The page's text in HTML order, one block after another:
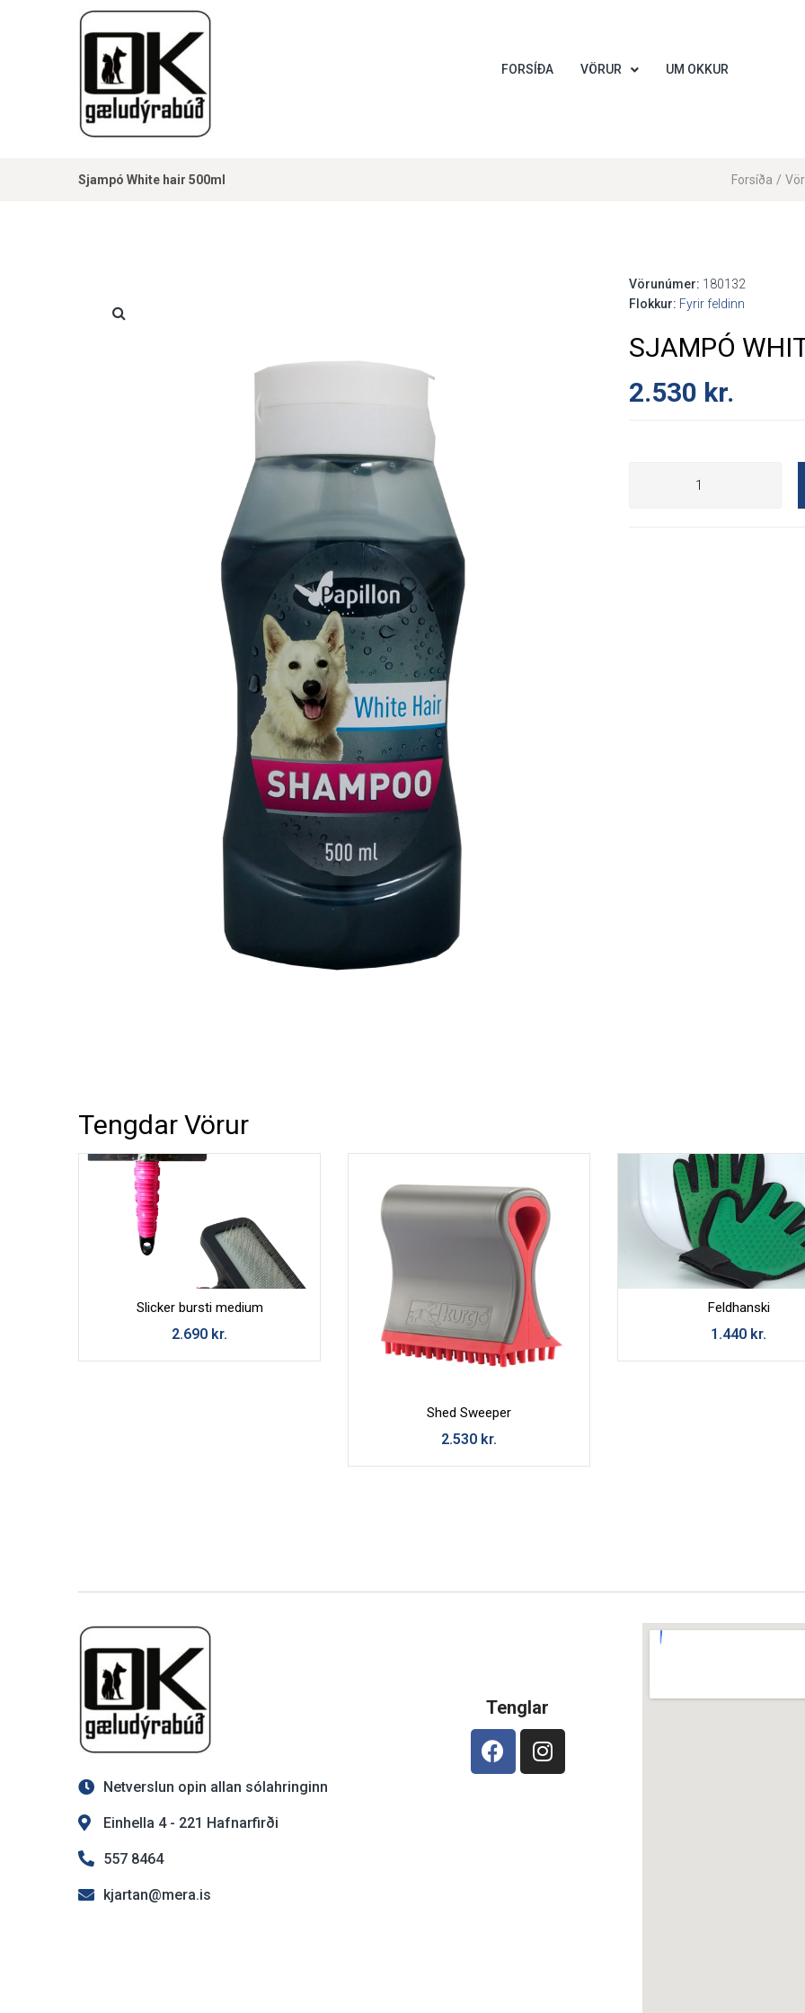
FORSÍÐA VÖRUR UM OKKUR
Sjampó White hair 500ml Forsíða /
Vörunúmer: 180132
Flokkur: Fyrir feldinn
SJAMPÓ
2.530 kr.
Tengdar Vörur
Slicker bursti medium
2.690 kr.
Shed Sweeper
2.530 kr.
Feldhanski
1.440 kr.
Netverslun opin allan sólahringinn
Einhella 4 - 221 Hafnarfirði
557 8464
kjartan@mera.is
Tenglar
Okkur er mikið í mun að bæta þjónustu okkar við viðskiptavini og því tökum
móti öllum skilaboðum.
Skiptir ekki máli hvort þau eru jákvæð eða neikvæð.
Athugaðu að við munum aldrei láta þriðja aðila hafa netfangið þitt né
misnota það á nokkurn annan hátt.
Skilaboð